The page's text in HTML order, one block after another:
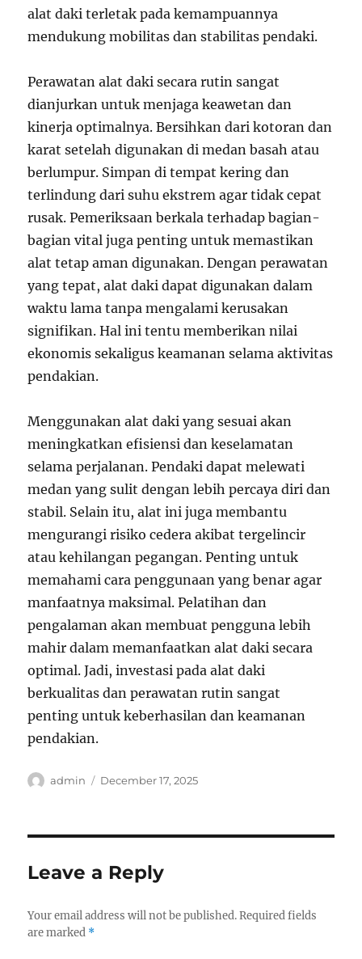
alat daki terletak pada kemampuannya
mendukung mobilitas dan stabilitas pendaki.
Perawatan alat daki secara rutin sangat
dianjurkan untuk menjaga keawetan dan
kinerja optimalnya. Bersihkan dari kotoran dan
karat setelah digunakan di medan basah atau
berlumpur. Simpan di tempat kering dan
terlindung dari suhu ekstrem agar tidak cepat
rusak. Pemeriksaan berkala terhadap bagian-
bagian vital juga penting untuk memastikan
alat tetap aman digunakan. Dengan perawatan
yang tepat, alat daki dapat digunakan dalam
waktu lama tanpa mengalami kerusakan
signifikan. Hal ini tentu memberikan nilai
ekonomis sekaligus keamanan selama aktivitas
pendakian.
Menggunakan alat daki yang sesuai akan
meningkatkan efisiensi dan keselamatan
selama perjalanan. Pendaki dapat melewati
medan yang sulit dengan lebih percaya diri dan
stabil. Selain itu, alat ini juga membantu
mengurangi risiko cedera akibat tergelincir
atau kehilangan pegangan. Penting untuk
memahami cara penggunaan yang benar agar
manfaatnya maksimal. Pelatihan dan
pengalaman akan membuat pengguna lebih
mahir dalam memanfaatkan alat daki secara
optimal. Jadi, investasi pada alat daki
berkualitas dan perawatan rutin sangat
penting untuk keberhasilan dan keamanan
pendakian.
Author
admin
Posted
December 17, 2025
Leave a Reply
Your email address will not be published. Required fields
are marked *